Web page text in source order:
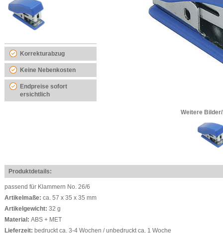
Korrekturabzug
Keine Nebenkosten
Endpreise sofort
ersichtlich
Weitere
Produktdetails:
passend für Klammern No. 26/6
Artikelmaße: ca. 57 x 35 x 35 mm
Artikelgewicht: 32 g
Material: ABS + MET
Lieferzeit: bedruckt ca. 3-4 Wochen / unbedruckt ca. 1 Woche